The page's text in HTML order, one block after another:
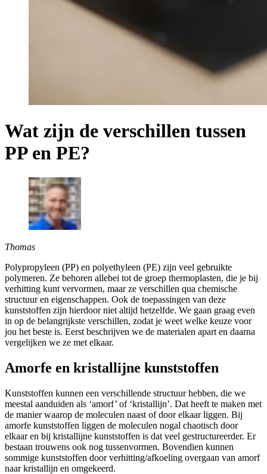
Wat zijn de verschillen tussen
PP en PE?
Thomas
Polypropyleen (PP) en polyethyleen (PE) zijn veel gebruikte
polymeren. Ze behoren allebei tot de groep thermoplasten, die je bij
verhitting kunt vervormen, maar ze verschillen qua chemische
structuur en eigenschappen. Ook de toepassingen van deze
kunststoffen zijn hierdoor niet altijd hetzelfde. We gaan graag even
in op de belangrijkste verschillen, zodat je weet welke keuze voor
jou het beste is. Eerst beschrijven we de materialen apart en daarna
vergelijken we ze met elkaar.
Amorfe en kristallijne kunststoffen
Kunststoffen kunnen een verschillende structuur hebben, die we
meestal aanduiden als ‘amorf’ of ‘kristallijn’. Dat heeft te maken met
de manier waarop de moleculen naast of door elkaar liggen. Bij
amorfe kunststoffen liggen de moleculen nogal chaotisch door
elkaar en bij kristallijne kunststoffen is dat veel gestructureerder. Er
bestaan trouwens ook nog tussenvormen. Bovendien kunnen
sommige kunststoffen door verhitting/afkoeling overgaan van amorf
naar kristallijn en omgekeerd.